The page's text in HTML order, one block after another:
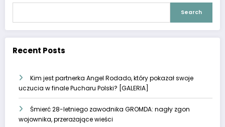
Search
Recent Posts
Kim jest partnerka Angel Rodado, który pokazał swoje
uczucia w finale Pucharu Polski? [GALERIA]
Śmierć 28-letniego zawodnika GROMDA: nagły zgon
wojownika, przerażające wieści